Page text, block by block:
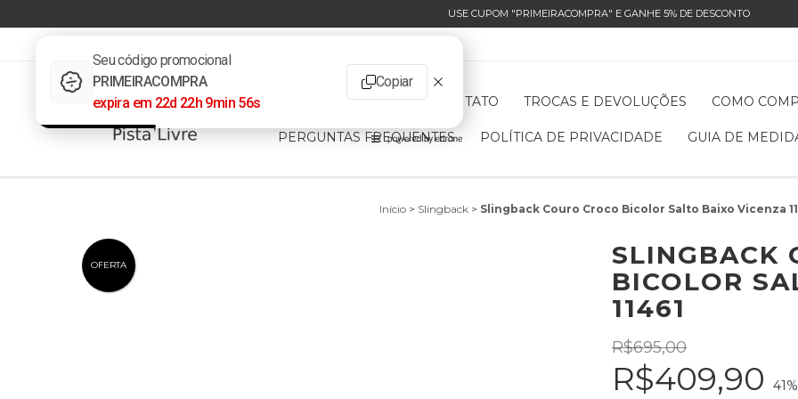
USE CUPOM "PRIMEIRACOMPRA" E GANHE 5% DE DESCONTO
PRODUTOS CONTATO TROCAS E DEVOLUÇÕES COMO
PERGUNTAS FREQUENTES POLÍTICA DE PRIVACIDADE GUIA DE
Início > Slingback > Slingback Couro Croco Bicolor Salto Baixo Vicenza
OFERTA
SLINGBACK
BICOLOR
11461
R$695,00
R$409,90 41